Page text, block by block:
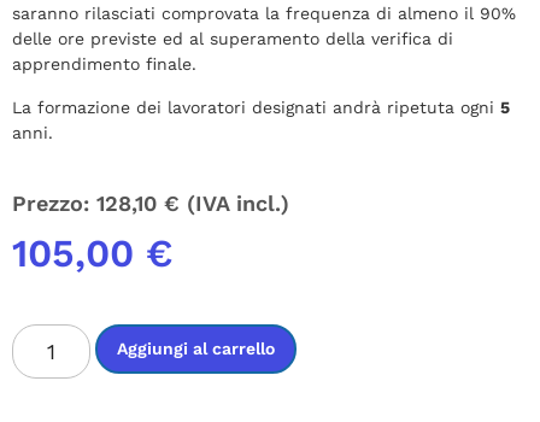
saranno rilasciati comprovata la frequenza di almeno il 90%
delle ore previste ed al superamento della verifica di
apprendimento finale.
La formazione dei lavoratori designati andrà ripetuta ogni 5
anni.
105,00 €
Prezzo: 128,10 € (IVA incl.)
Aggiungi al carrello